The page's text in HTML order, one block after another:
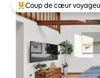
Coups de cœur
Coup de cœur